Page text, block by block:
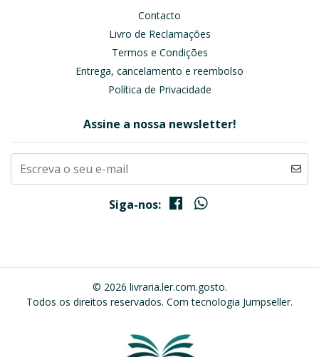
Contacto
Livro de Reclamações
Termos e Condições
Entrega, cancelamento e reembolso
Política de Privacidade
Assine a nossa newsletter!
Siga-nos:
© 2026 livraria.ler.com.gosto.
Todos os direitos reservados. Com tecnologia Jumpseller.